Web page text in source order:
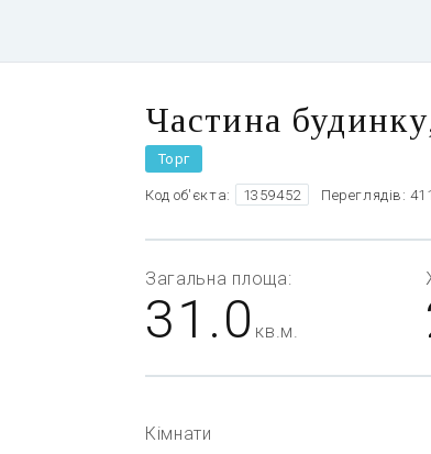
Частина
Торг
Код об'єкта: 1359452 Переглядів: 411
Загальна площа:
31.0 кв.м.
Кімнати